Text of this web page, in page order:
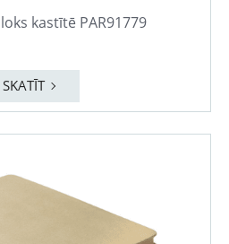
kastītē PAR91779
SKATĪT